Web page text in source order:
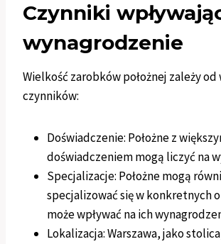
Czynniki
wynagrodzenie
Wielkość zarobków położnej zależy
czynników:
Doświadczenie: Położne z
doświadczeniem mogą liczyć na
Specjalizacje: Położne mogą
specjalizować się w konkretnych
może wpływać na ich
Lokalizacja: Warszawa, jako